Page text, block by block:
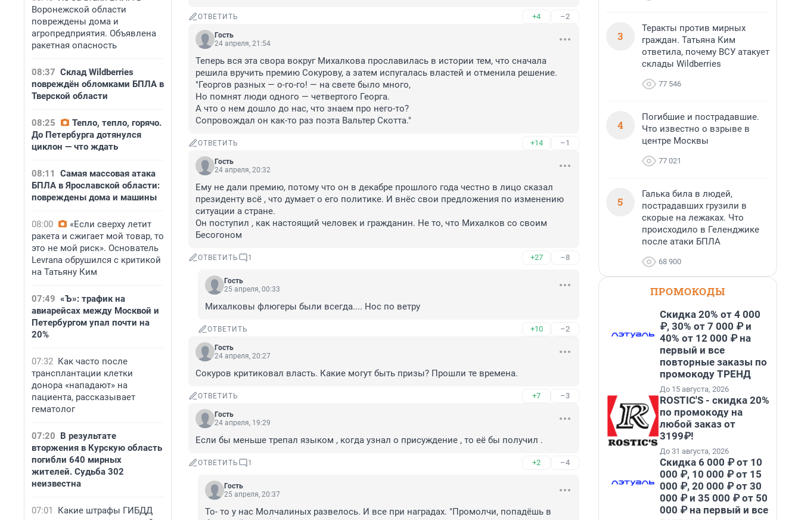
Воронежской области
повреждены дома и
агропредприятия. Объявлена
ракетная опасность
08:37 Склад Wildberries
повреждён обломками БПЛА в
Тверской области
08:25
Тепло, тепло, горячо.
До Петербурга дотянулся
циклон — что ждать
08:11
Самая массовая атака
БПЛА в Ярославской области:
повреждены дома и машины
08:00
«Если сверху летит
ракета и сжигает мой товар, то
это не мой риск». Основатель
Levrana обрушился с критикой
на Татьяну Ким
07:49 «Ъ»: трафик на
авиарейсах между Москвой и
Петербургом упал почти на
20%
07:32 Как часто после
трансплантации клетки
донора «нападают» на
пациента, рассказывает
гематолог
07:20 В результате
вторжения в Курскую область
погибли 640 мирных
жителей. Судьба 302
неизвестна
07:01
Какие штрафы ГИБДД
ОТВЕТИТЬ +4 –2
Гость
24 апреля, 21:54
Теперь вся эта свора вокруг Михалкова прославилась в истории тем, что сначала
решила вручить премию Сокурову, а затем испугалась властей и отменила решение.
"Георгов разных — о-го-го! — на свете было много,
Но помнят люди одного — четвертого Георга.
А что о нем дошло до нас, что знаем про него-то?
Сопровождал он как-то раз поэта Вальтер Скотта."
ОТВЕТИТЬ +14 –1
Гость
24 апреля, 20:32
Ему не дали премию, потому что он в декабре прошлого года честно в лицо сказал
президенту всё , что думает о его политике. И внёс свои предложения по изменению
ситуации а стране.
Он поступил , как настоящий человек и гражданин. Не то, что Михалков со своим
Бесогоном
ОТВЕТИТЬ 1 +27 –8
Гость
25 апреля, 00:33
Михалковы флюгеры были всегда.... Нос по ветру
ОТВЕТИТЬ +10 –2
Гость
24 апреля, 20:27
Сокуров критиковал власть. Какие могут быть призы? Прошли те времена.
ОТВЕТИТЬ +7 –3
Гость
24 апреля, 19:29
Если бы меньше трепал языком , когда узнал о присуждение , то её бы получил .
ОТВЕТИТЬ 1 +2 –4
Гость
25 апреля, 20:37
То- то у нас Молчалиных развелось. И все при наградах. "Промолчи, попадёшь в
3
Теракты против мирных
граждан. Татьяна Ким
ответила, почему ВСУ атакует
склады Wildberries
77 546
4
Погибшие и пострадавшие.
Что известно о взрыве в
центре Москвы
77 021
5
Галька била в людей,
пострадавших грузили в
скорые на лежаках. Что
происходило в Геленджике
после атаки БПЛА
68 900
ПРОМОКОДЫ
Скидка 20% от 4 000
₽, 30% от 7 000 ₽ и
40% от 12 000 ₽ на
первый и все
повторные заказы по
промокоду ТРЕНД
До 15 августа, 2026
ROSTIC'S - скидка 20%
по промокоду на
любой заказ от
3199₽!
До 31 августа, 2026
Скидка 6 000 ₽ от 10
000 ₽, 10 000 ₽ от 15
000 ₽, 20 000 ₽ от 30
000 ₽ и 35 000 ₽ от 50
000 ₽ на первый и все